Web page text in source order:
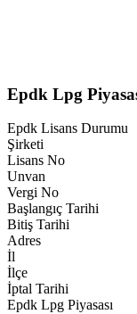
Epdk Lpg
Epdk Lisans Durumu
Şirketi
Lisans No
Unvan
Vergi No
Başlangıç Tarihi
Bitiş Tarihi
Adres
İl
İlçe
İptal Tarihi
Epdk Lpg Piyasası